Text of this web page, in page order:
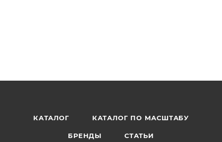
КАТАЛОГ КАТАЛОГ ПО МАСШТАБУ
БРЕНДЫ СТАТЬИ